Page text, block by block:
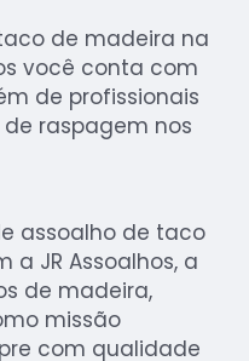
de madeira na
você conta com
de profissionais
raspagem nos
assoalho de taco
a JR Assoalhos, a
de madeira,
missão
com qualidade